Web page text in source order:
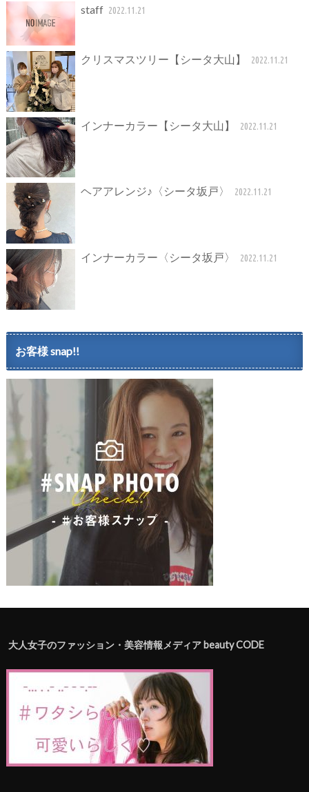
staff 2022.11.21
クリスマスツリー【シータ大山】 2022.11.21
インナーカラー【シータ大山】 2022.11.21
ヘアアレンジ♪〈シータ坂戸〉 2022.11.21
インナーカラー〈シータ坂戸〉 2022.11.21
お客様 snap!!
大人女子のファッション・美容情報メディア beauty CODE